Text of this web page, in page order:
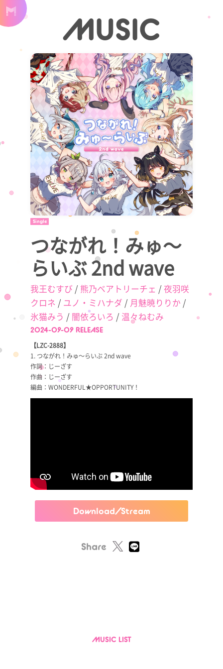
MUSIC
Single
つながれ！みゅ～
らいぶ 2nd wave
我王むすび / 熊乃ベアトリーチェ /夜羽咲
クロネ / ユノ・ミハナダ / 月魅暁りりか /
氷猫みう / 闇依ろいろ / 温々ねむみ
2024-09-09 RELEASE
【LZC-2888】
1. つながれ！みゅ～らいぶ 2nd wave
作詞：じーざす
作曲：じーざす
編曲：WONDERFUL★OPPORTUNITY！
Download/Stream
Share
MUSIC LIST